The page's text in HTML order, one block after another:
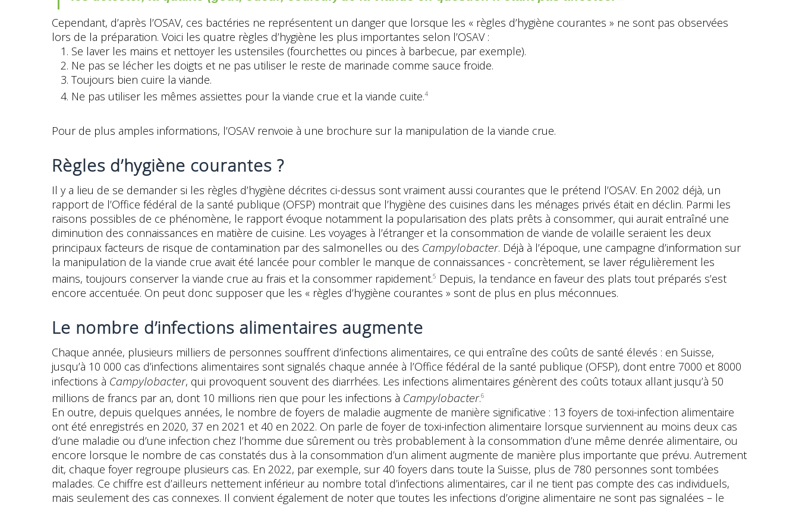
Cependant, d’après l’OSAV, ces bactéries ne représentent un danger que lorsque les « règles d’hygiène courantes » ne sont pas observées
lors de la préparation. Voici les quatre règles d’hygiène les plus importantes selon l’OSAV :
1. Se laver les mains et nettoyer les ustensiles (fourchettes ou pinces à barbecue, par exemple).
2. Ne pas se lécher les doigts et ne pas utiliser le reste de marinade comme sauce froide.
3. Toujours bien cuire la viande.
4. Ne pas utiliser les mêmes assiettes pour la viande crue et la viande cuite.4
Pour de plus amples informations, l’OSAV renvoie à une brochure sur la manipulation de la viande crue.
Règles d’hygiène courantes ?
Il y a lieu de se demander si les règles d’hygiène décrites ci-dessus sont vraiment aussi courantes que le prétend l’OSAV. En 2002 déjà, un
rapport de l’Office fédéral de la santé publique (OFSP) montrait que l’hygiène des cuisines dans les ménages privés était en déclin. Parmi les
raisons possibles de ce phénomène, le rapport évoque notamment la popularisation des plats prêts à consommer, qui aurait entraîné une
diminution des connaissances en matière de cuisine. Les voyages à l’étranger et la consommation de viande de volaille seraient les deux
principaux facteurs de risque de contamination par des salmonelles ou des Campylobacter. Déjà à l’époque, une campagne d’information sur
la manipulation de la viande crue avait été lancée pour combler le manque de connaissances - concrètement, se laver régulièrement les
mains, toujours conserver la viande crue au frais et la consommer rapidement.5 Depuis, la tendance en faveur des plats tout préparés s’est
encore accentuée. On peut donc supposer que les « règles d’hygiène courantes » sont de plus en plus méconnues.
Le nombre d’infections alimentaires augmente
Chaque année, plusieurs milliers de personnes souffrent d’infections alimentaires, ce qui entraîne des coûts de santé élevés : en Suisse,
jusqu’à 10 000 cas d’infections alimentaires sont signalés chaque année à l’Office fédéral de la santé publique (OFSP), dont entre 7000 et 8000
infections à Campylobacter, qui provoquent souvent des diarrhées. Les infections alimentaires génèrent des coûts totaux allant jusqu’à 50
millions de francs par an, dont 10 millions rien que pour les infections à Campylobacter.6
En outre, depuis quelques années, le nombre de foyers de maladie augmente de manière significative : 13 foyers de toxi-infection alimentaire
ont été enregistrés en 2020, 37 en 2021 et 40 en 2022. On parle de foyer de toxi-infection alimentaire lorsque surviennent au moins deux cas
d’une maladie ou d’une infection chez l’homme due sûrement ou très probablement à la consommation d’une même denrée alimentaire, ou
encore lorsque le nombre de cas constatés dus à la consommation d’un aliment augmente de manière plus importante que prévu. Autrement
dit, chaque foyer regroupe plusieurs cas. En 2022, par exemple, sur 40 foyers dans toute la Suisse, plus de 780 personnes sont tombées
malades. Ce chiffre est d’ailleurs nettement inférieur au nombre total d’infections alimentaires, car il ne tient pas compte des cas individuels,
mais seulement des cas connexes. Il convient également de noter que toutes les infections d’origine alimentaire ne sont pas signalées – le